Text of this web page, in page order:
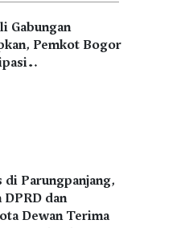
Gabungan
Pemkot Bogor
di Parungpanjang,
DPRD dan
Dewan Terima